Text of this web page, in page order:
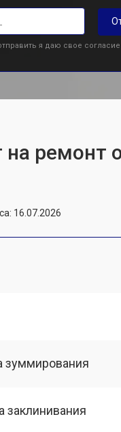
я даю свое
на ремонт
16.07.2026
зуммирования
заклинивания